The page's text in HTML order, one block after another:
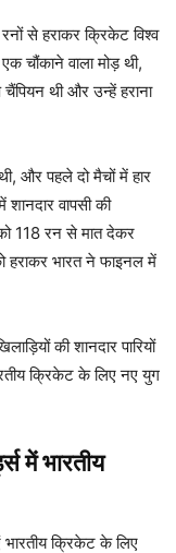
से हराकर क्रिकेट विश्व
चौंकाने वाला मोड़ थी,
थी और उन्हें हराना
और पहले दो मैचों में हार
वापसी की
118 रन से मात देकर
हराकर भारत ने फाइनल में
की शानदार पारियों
क्रिकेट के लिए नए युग
में भारतीय
क्रिकेट के लिए